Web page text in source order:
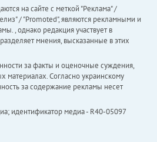
на сайте с меткой "Реклама" /
/ "Promoted", являются рекламными и
, однако редакция участвует в
мнения, высказанные в этих
за факты и оценочные суждения,
материалах. Согласно украинскому
за содержание рекламы несет
идентификатор медиа - R40-05097